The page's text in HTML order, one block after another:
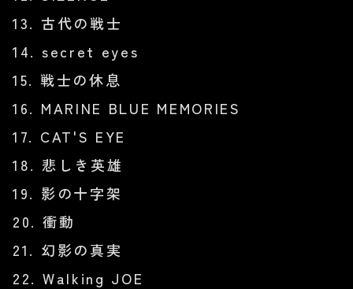
13. 古代の戦士
14. secret eyes
15. 戦士の休息
16. MARINE BLUE MEMORIES
17. CAT'S EYE
18. 悲しき英雄
19. 影の十字架
20. 衝動
21. 幻影の真実
22. Walking JOE